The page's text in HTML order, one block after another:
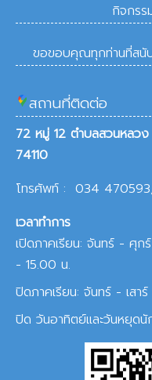
กิจกรร
ขอขอบคุณทุกท่านที่สนั
สถานที่ติดต่อ
72 หมู่ 12 ตำบลสวนหลว
74110
โทรศัพท์ : 034
เวลาทำการ
เปิดภาคเรียน: จันทร์ - ศุ
- 15.00 น.
ปิดภาคเรียน: จันทร์ - เส
ปิด วันอาทิตย์และวันหยุด